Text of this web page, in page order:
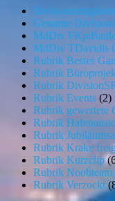
Gesamte
MdDiv
MdDiv TDavidis
Rubrik Bestes
Rubrik
Rubrik
Rubrik Events (2)
Rubrik gewertete
Rubrik
Rubrik
Rubrik Krake
Rubrik Kurzclip
Rubrik Noobteam
Rubrik Verzockt